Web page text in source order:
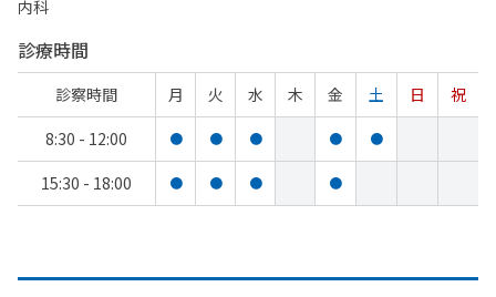
内科
診療時間
診察時間 月 火 水 木 金 土 日
祝
8:30 - 12:00
● ● ● ● ●
15:30 - 18:00 ● ● ● ●